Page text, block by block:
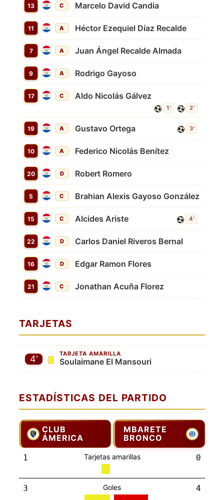
13 C Marcelo David Candia
11 A Héctor Ezequiel Díaz Recalde
7 A Juan Ángel Recalde Almada
9 A Rodrigo Gayoso
17 C Aldo Nicolás Gálvez
1' 2'
19 A Gustavo Ortega 3'
10 A Federico Nicolás Benítez
20 D Robert Romero
5 C Brahian Alexis Gayoso González
15 C Alcides Ariste 4'
22 D Carlos Daniel Riveros Bernal
16 D Edgar Ramon Flores
21 C Jonathan Acuña Florez
TARJETAS
TARJETA AMARILLA
Soulaimane El Mansouri
4'
ESTADÍSTICAS DEL PARTIDO
CLUB
ÁMERICA
MBARETE
BRONCO
1 Tarjetas amarillas 0
3 Goles 4